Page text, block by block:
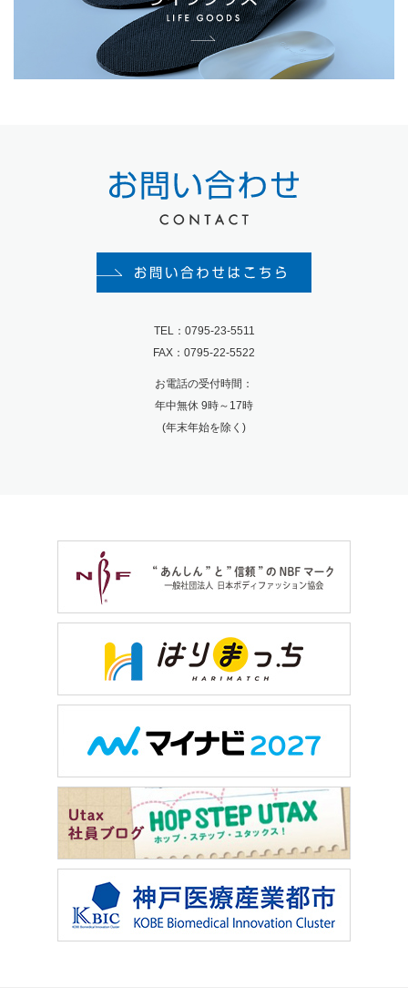
TEL：0795-23-5511
FAX：0795-22-5522
お電話の受付時間：
年中無休 9時～17時
(年末年始を除く)